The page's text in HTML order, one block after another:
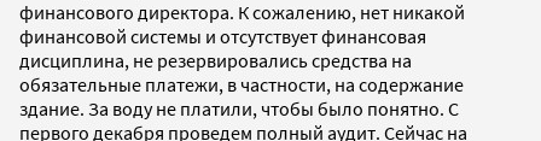
финансового директора. К сожалению, нет никакой
финансовой системы и отсутствует финансовая
дисциплина, не резервировались средства на
обязательные платежи, в частности, на содержание
здание. За воду не платили, чтобы было понятно. С
первого декабря проведем полный аудит. Сейчас на